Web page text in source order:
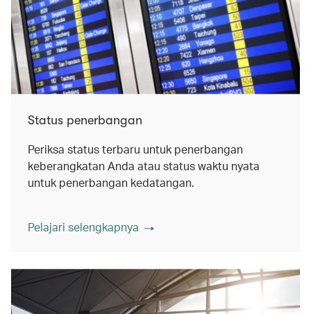
Status penerbangan
Periksa status terbaru untuk penerbangan
keberangkatan Anda atau status waktu nyata
untuk penerbangan kedatangan.
Pelajari selengkapnya